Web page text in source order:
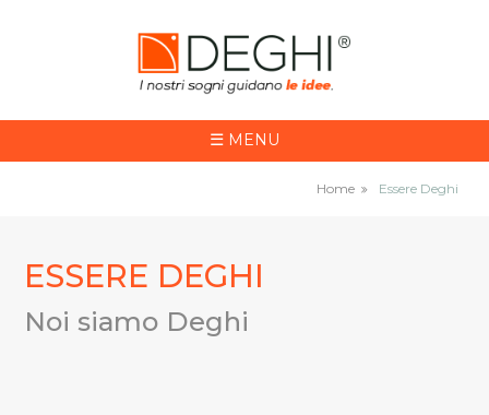
☰ MENU
Home Essere Deghi
ESSERE DEGHI
Noi siamo Deghi